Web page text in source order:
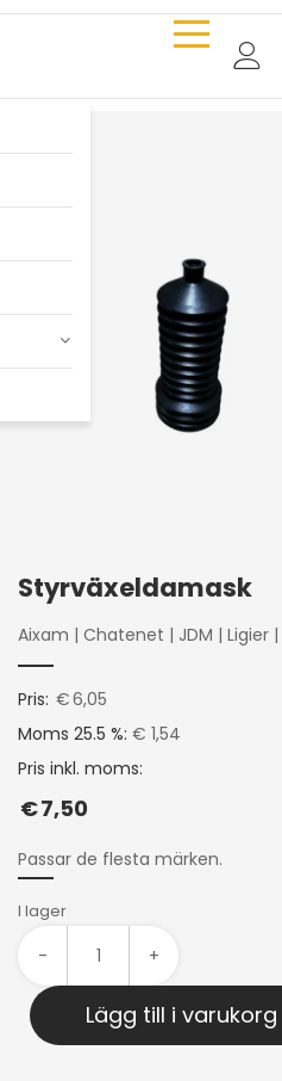
Styrväxeldamask
Aixam | Chatenet | JDM | Ligier |
Pris: €6,05
Moms 25.5 %: € 1,54
Pris inkl. moms:
€7,50
Passar de flesta märken.
I lager
- +
Lägg till i varukorg